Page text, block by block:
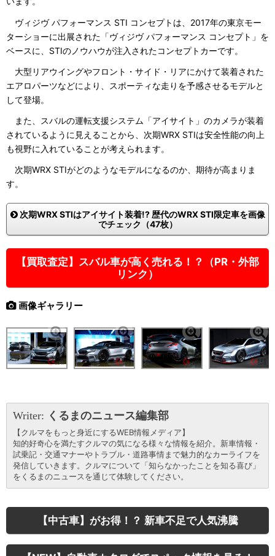
ヴィジヴ パフォーマンス STI コンセプトは、2017年の東京モー
ターショーに出展された「ヴィジヴ パフォーマンス コンセプト」を
ベースに、STIのノウハウが注入されたコンセプトカーです。
大型リアウイングやフロント・サイド・リアにかけて装着された
エアロパーツなどにより、スポーティな走りを予感させるモデルと
して登場。
また、スバルの運転支援システム「アイサイト」のカメラが装着
されているように見えることから、次期WRX STIは安全性能の向上
も視野に入れていることが考えられます。
次期WRX STIがどのようなモデルになるのか、期待が高まりま
す。
次期WRX STIはアイサイト装着!? 歴代のWRX STI限定車を画像
でチェック（47枚）
【買取査定】スバル車が高く売れる！？（PR・外部
リンク）
画像ギャラリー
Writer: くるまのニュース編集部
【クルマをもっと身近にするWEB情報メディア】
知的好奇心を満たすクルマの気になる様々な情報を紹介。新車情報・
試乗記・交通マナーやトラブル・道路事情まで魅力的なカーライフを
発信していきます。クルマについて「知らなかったことを知る喜び」
をくるまのニュースを通じて体験してください。
【中古車】がお得！？ 新車不足で人気沸騰